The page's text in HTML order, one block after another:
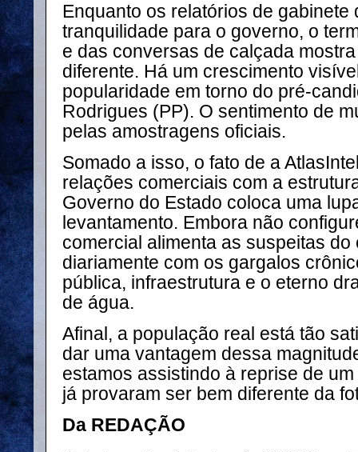
Enquanto os relatórios de
tranquilidade para o governo, o
e das conversas de calçada
diferente. Há um crescimento
popularidade em torno do pré-
Rodrigues (PP). O sentimento de
pelas amostragens oficiais.
Somado a isso, o fato de a
relações comerciais com a
Governo do Estado coloca uma
levantamento. Embora não
comercial alimenta as suspeitas
diariamente com os gargalos
pública, infraestrutura e o eterno
de água.
Afinal, a população real está tão
dar uma vantagem dessa
estamos assistindo à reprise de
já provaram ser bem diferente da
Da REDAÇÃO